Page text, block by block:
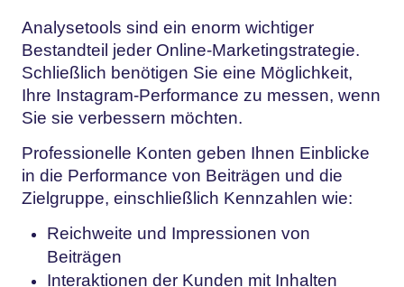
Analysetools sind ein enorm wichtiger
Bestandteil jeder Online-Marketingstrategie.
Schließlich benötigen Sie eine Möglichkeit,
Ihre Instagram-Performance zu messen, wenn
Sie sie verbessern möchten.
Professionelle Konten geben Ihnen Einblicke
in die Performance von Beiträgen und die
Zielgruppe, einschließlich Kennzahlen wie:
Reichweite und Impressionen von
Beiträgen
Interaktionen der Kunden mit Inhalten